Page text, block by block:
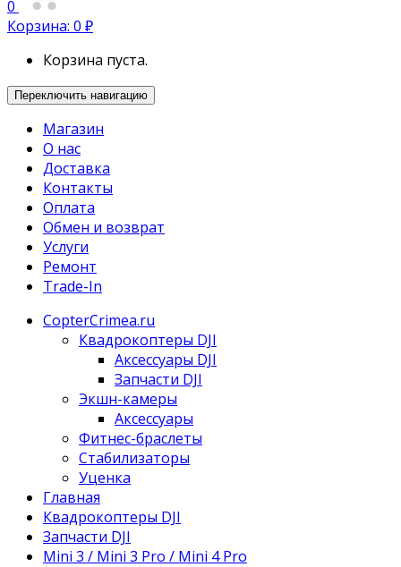
0
Корзина: 0 ₽
Корзина пуста.
Переключить навигацию
Магазин
О нас
Доставка
Контакты
Оплата
Обмен и возврат
Услуги
Ремонт
Trade-In
CopterCrimea.ru
Квадрокоптеры DJI
Аксессуары DJI
Запчасти DJI
Экшн-камеры
Аксессуары
Фитнес-браслеты
Стабилизаторы
Уценка
Главная
Квадрокоптеры DJI
Запчасти DJI
Mini 3 / Mini 3 Pro / Mini 4 Pro